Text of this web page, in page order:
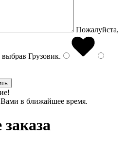
Пожалуйста,
выбрав Грузовик.
в ближайшее время.